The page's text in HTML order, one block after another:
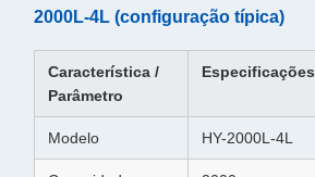
2000L-4L (configuração típica)
Característica /
Parâmetro
Especificações
Modelo HY-2000L-4L